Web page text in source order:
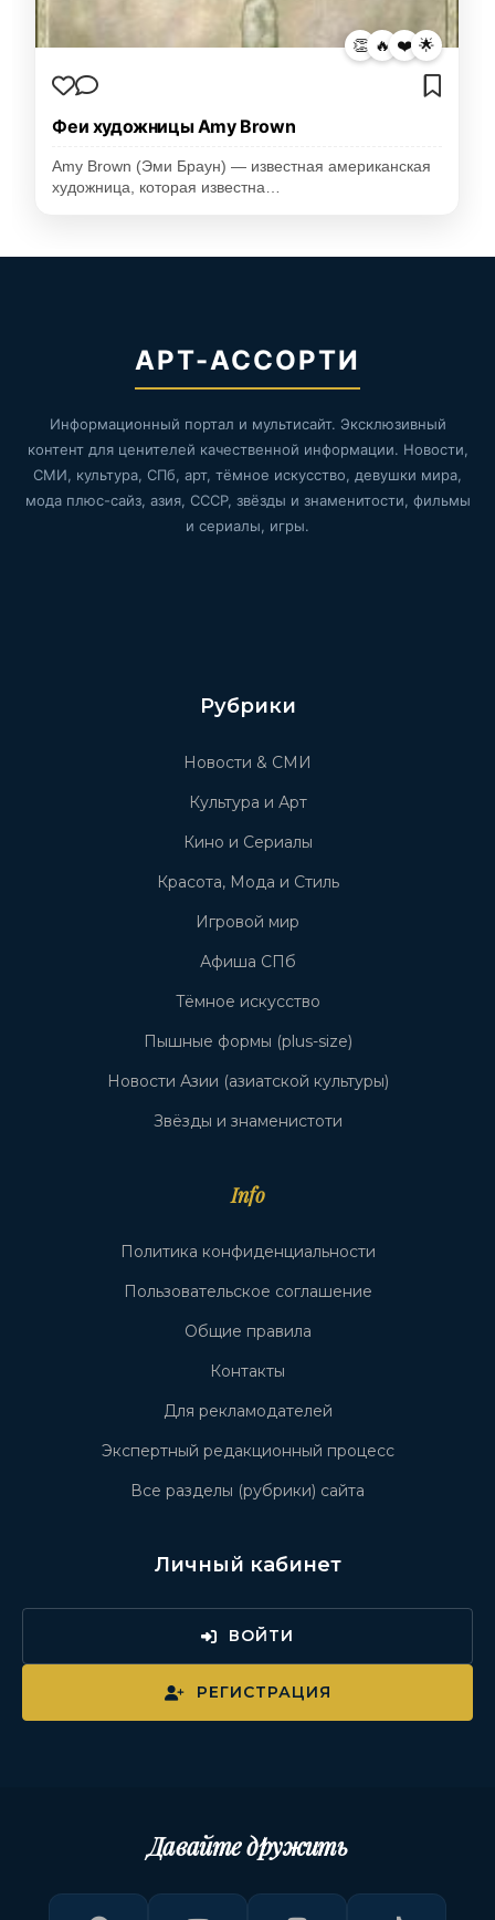
👏 🔥 ❤️ 🌟
Феи художницы Amy Brown
Amy Brown (Эми Браун) — известная американская
художница, которая известна…
АРТ-АССОРТИ
Информационный портал и мультисайт. Эксклюзивный
контент для ценителей качественной информации. Новости,
СМИ, культура, СПб, арт, тёмное искусство, девушки мира,
мода плюс-сайз, азия, СССР, звёзды и знаменитости, фильмы
и сериалы, игры.
Рубрики
Новости & СМИ
Культура и Арт
Кино и Сериалы
Красота, Мода и Стиль
Игровой мир
Афиша СПб
Тёмное искусство
Пышные формы (plus-size)
Новости Азии (азиатской культуры)
Звёзды и знаменистоти
Info
Политика конфиденциальности
Пользовательское соглашение
Общие правила
Контакты
Для рекламодателей
Экспертный редакционный процесс
Все разделы (рубрики) сайта
Личный кабинет
ВОЙТИ
РЕГИСТРАЦИЯ
Давайте дружить